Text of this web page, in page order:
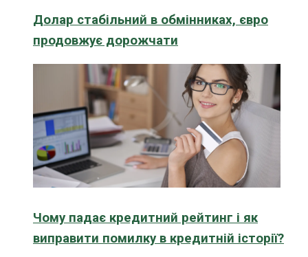
Долар стабільний в обмінниках, євро
продовжує дорожчати
Чому падає кредитний рейтинг і як
виправити помилку в кредитній історії?